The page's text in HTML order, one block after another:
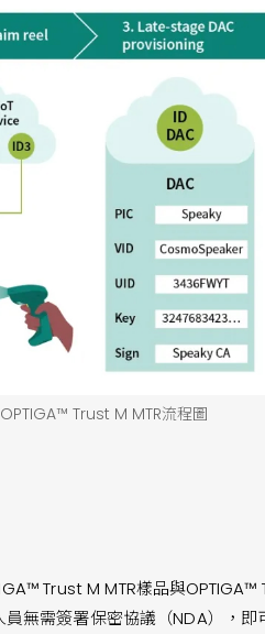
Trust M MTR流程圖
Trust M MTR樣品與
無需簽署保密協議（NDA），即